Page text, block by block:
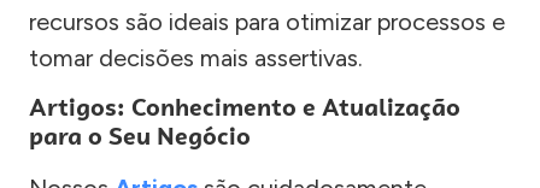
recursos são ideais para otimizar processos e
tomar decisões mais assertivas.
Artigos: Conhecimento e Atualização
para o Seu Negócio